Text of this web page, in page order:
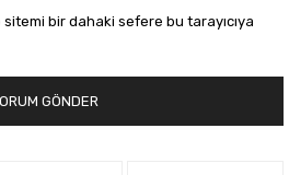
bir dahaki sefere bu tarayıcıya